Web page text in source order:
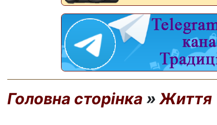
Головна сторінка »Життя